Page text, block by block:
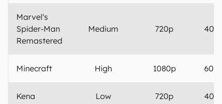
Marvel's
Spider-Man
Remastered
Medium 720p 40
Minecraft High 1080p 60
Kena Low 720p 40